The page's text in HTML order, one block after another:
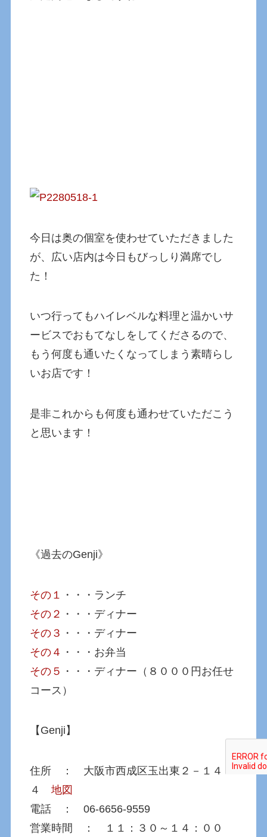
今日は奥の個室を使わせていただきました
が、広い店内は今日もびっしり満席でし
た！
いつ行ってもハイレベルな料理と温かいサ
ービスでおもてなしをしてくださるので、
もう何度も通いたくなってしまう素晴らし
いお店です！
是非これからも何度も通わせていただこう
と思います！
《過去のGenji》
その１ ・・・ランチ
その２ ・・・ディナー
その３ ・・・ディナー
その４ ・・・お弁当
その５ ・・・ディナー（８０００円お任せ
コース）
【Genji】
住所 ： 大阪市西成区玉出東２－１４－
４地図
電話 ： 06-6656-9559
営業時間 ： １１：３０～１４：００